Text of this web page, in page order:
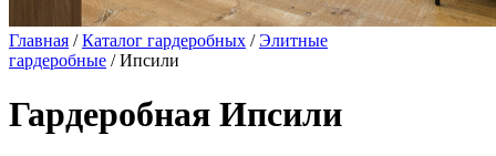
Главная /Каталог гардеробных /Элитные
гардеробные / Ипсили
Гардеробная Ипсили